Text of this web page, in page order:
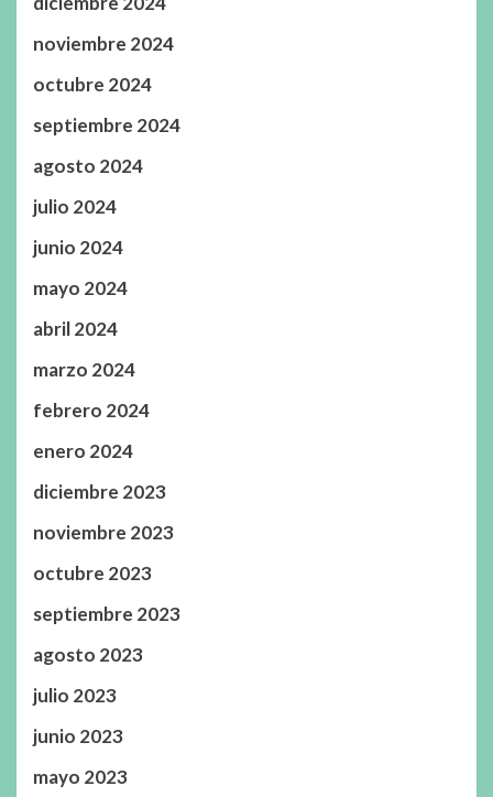
noviembre 2024
octubre 2024
septiembre 2024
agosto 2024
julio 2024
junio 2024
mayo 2024
abril 2024
marzo 2024
febrero 2024
enero 2024
diciembre 2023
noviembre 2023
octubre 2023
septiembre 2023
agosto 2023
julio 2023
junio 2023
mayo 2023